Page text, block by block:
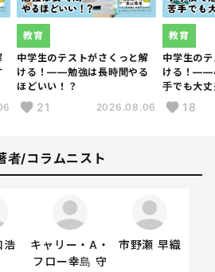
中学生のテストがさくっと解
ける！――勉強は長時間やる
ほどいい！？
教育
21 2026.08.06
中学生の
ける！――
手でも大
教育
18
者/コラムニスト
浩
キャリー・A・
フロー幸島 守
市野瀬 早織